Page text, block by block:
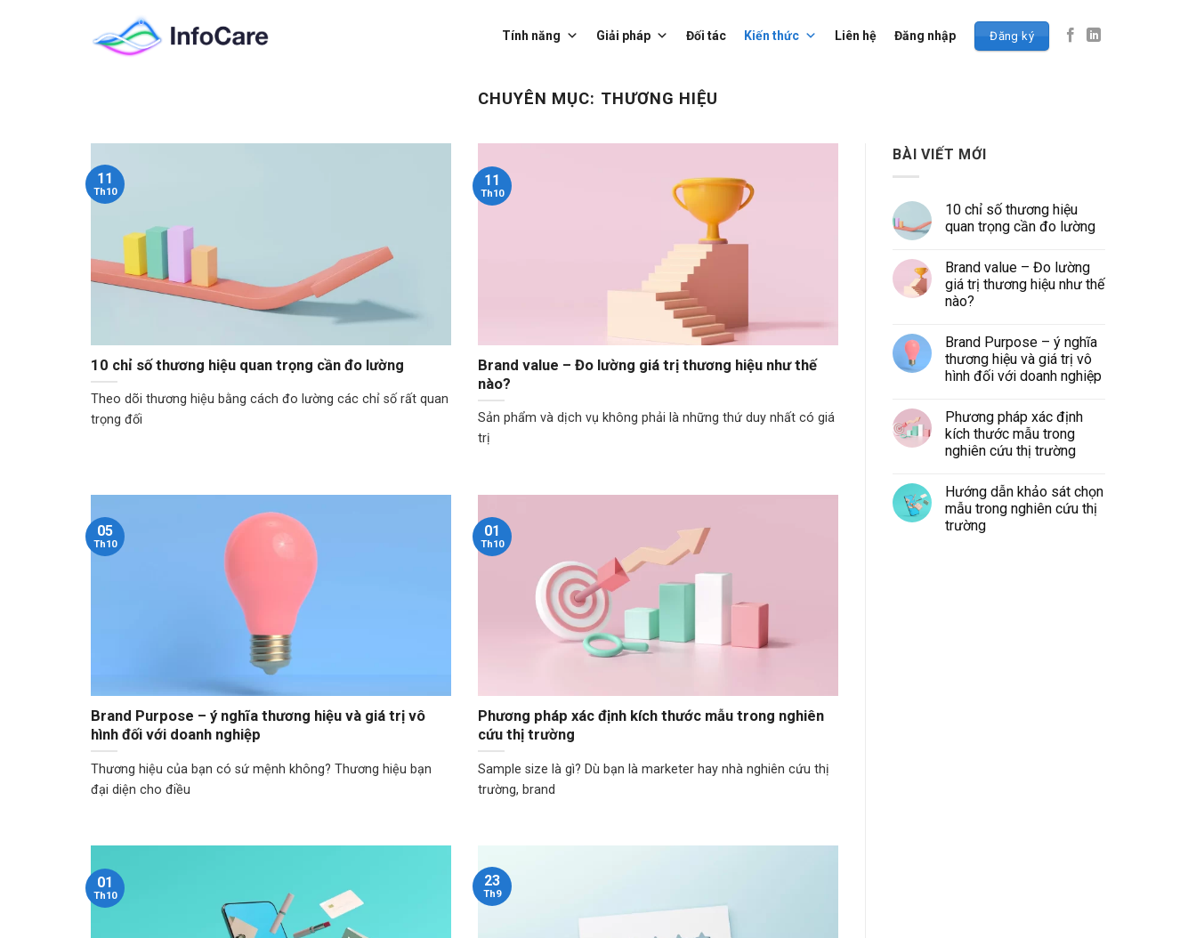
Tính năng Giải pháp Đối tác Kiến thức Liên hệ Đăng nhập Đăng ký
CHUYÊN MỤC: THƯƠNG HIỆU
10 chỉ số thương hiệu quan trọng cần đo lường
Theo dõi thương hiệu bằng cách đo lường các chỉ số rất quan
trọng đối
11
Th10
Brand value – Đo lường giá trị thương hiệu như thế
nào?
Sản phẩm và dịch vụ không phải là những thứ duy nhất có giá
trị
11
Th10
Brand Purpose – ý nghĩa thương hiệu và giá trị vô
hình đối với doanh nghiệp
Thương hiệu của bạn có sứ mệnh không? Thương hiệu bạn
đại diện cho điều
05
Th10
Phương pháp xác định kích thước mẫu trong nghiên
cứu thị trường
Sample size là gì? Dù bạn là marketer hay nhà nghiên cứu thị
trường, brand
01
Th10
01
Th10
23
Th9
BÀI VIẾT MỚI
10 chỉ số thương hiệu
quan trọng cần đo lường
Brand value – Đo lường
giá trị thương hiệu như thế
nào?
Brand Purpose – ý nghĩa
thương hiệu và giá trị vô
hình đối với doanh nghiệp
Phương pháp xác định
kích thước mẫu trong
nghiên cứu thị trường
Hướng dẫn khảo sát chọn
mẫu trong nghiên cứu thị
trường